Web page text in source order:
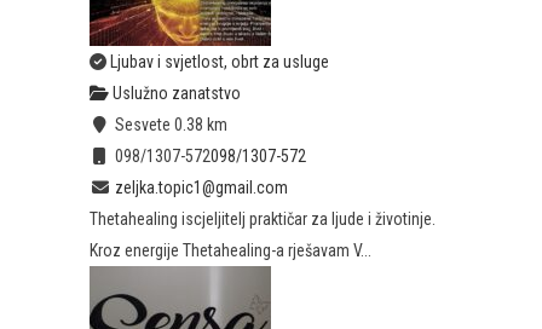
Ljubav i svjetlost, obrt za usluge
Uslužno zanatstvo
Sesvete 0.38 km
098/1307-572098/1307-572
zeljka.topic1@gmail.com
Thetahealing iscjeljitelj praktičar za ljude i životinje.
Kroz energije Thetahealing-a rješavam V...